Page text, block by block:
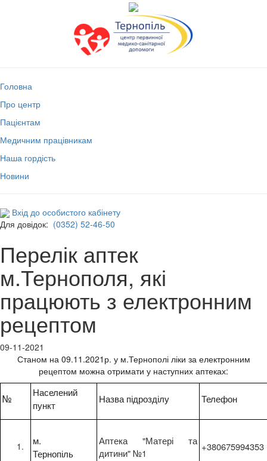
Головна
Про центр
Пацієнтам
Медичним працівникам
Наша гордість
Новини
Вхід до особистого кабінету
Для довідок: (0352) 52-46-50
Перелік аптек
м.Тернополя, які
працюють з електронним
рецептом
09-11-2021
Станом на 09.11.2021р. у м.Тернополі ліки за електронним
рецептом можна отримати у наступних аптеках:
№
Населений
пункт
Назва підрозділу Телефон
м.
Тернопіль
Аптека "Матері та
дитини" №1
+380675994353